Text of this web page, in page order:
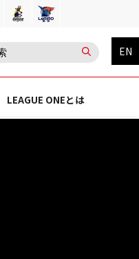
EN
LEAGUE ONEとは